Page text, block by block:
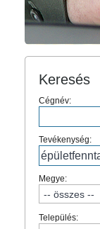
Keresés
Cégnév:
Tevékenység:
Megye:
Település: